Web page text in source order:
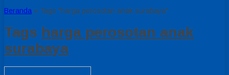
Beranda » Tags "harga perosotan anak surabaya"
Tags harga perosotan anak
surabaya